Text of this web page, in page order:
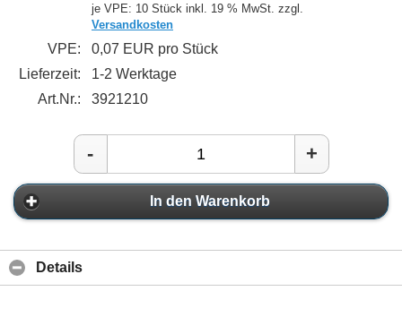
je VPE: 10 Stück inkl. 19 % MwSt. zzgl.
Versandkosten
VPE:
0,07 EUR pro Stück
Lieferzeit:
1-2 Werktage
Art.Nr.:
3921210
- +
In den Warenkorb
Details